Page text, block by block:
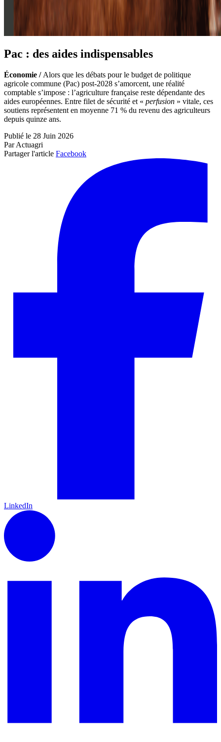
Pac : des aides indispensables
Économie / Alors que les débats pour le budget de politique
agricole commune (Pac) post-2028 s’amorcent, une réalité
comptable s’impose : l’agriculture française reste dépendante des
aides européennes. Entre filet de sécurité et « perfusion » vitale, ces
soutiens représentent en moyenne 71 % du revenu des agriculteurs
depuis quinze ans.
Publié le 28 Juin 2026
Par Actuagri
Partager l'article Facebook
LinkedIn